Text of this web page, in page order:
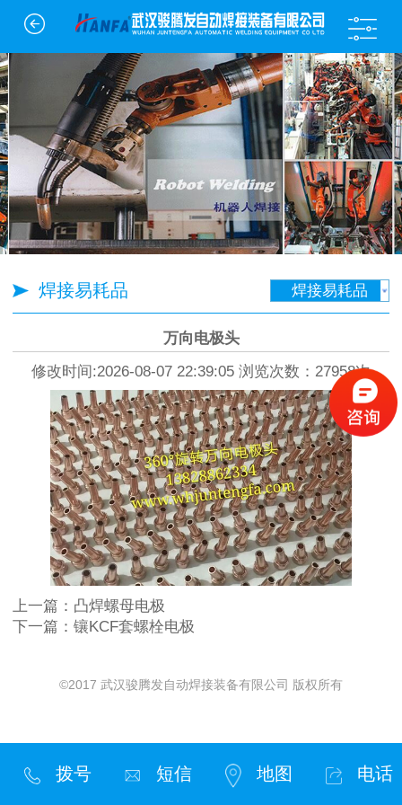
焊接易耗品 焊接易耗品
万向电极头
修改时间:2026-08-07 22:39:05 浏览次数：27958次
上一篇： 凸焊螺母电极
下一篇： 镶KCF套螺栓电极
©2017 武汉骏腾发自动焊接装备有限公司 版权所有
拨号 短信 地图 电话